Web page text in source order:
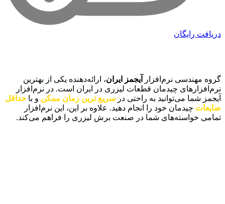
دریافت رایگان
گروه مهندسی نرم‌افزار آیجمز ایران، ارائه‌دهنده یکی از بهترین
نرم‌افزارهای چیدمان قطعات لیزری در ایران است. در نرم‌افزار
آیجمز شما می‌توانید به راحتی در سریع ترین زمان ممکن و با حداقل
ضایعات چیدمان خود را انجام دهید. علاوه بر این، این نرم‌افزار
تمامی خواسته‌های شما در صنعت برش لیزری را فراهم می‌کند.